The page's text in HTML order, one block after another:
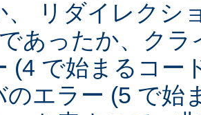
、 リダイレクシ
であったか、ク
(4 で始まるコー
のエラー (5 で始